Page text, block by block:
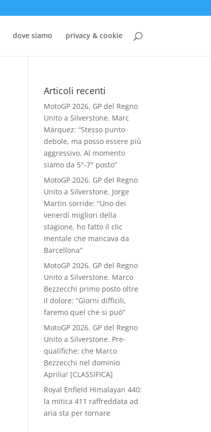
dove siamo privacy & cookie
Articoli recenti
MotoGP 2026. GP del Regno
Unito a Silverstone. Marc
Márquez: “Stesso punto
debole, ma posso essere più
aggressivo. Al momento
siamo da 5°-7° posto”
MotoGP 2026. GP del Regno
Unito a Silverstone. Jorge
Martin sorride: “Uno dei
venerdì migliori della
stagione, ho fatto il clic
mentale che mancava da
Barcellona”
MotoGP 2026. GP del Regno
Unito a Silverstone. Marco
Bezzecchi primo posto oltre
il dolore: “Giorni difficili,
faremo quel che si può”
MotoGP 2026. GP del Regno
Unito a Silverstone. Pre-
qualifiche: che Marco
Bezzecchi nel dominio
Aprilia! [CLASSIFICA]
Royal Enfield Himalayan 440:
la mitica 411 raffreddata ad
aria sta per tornare